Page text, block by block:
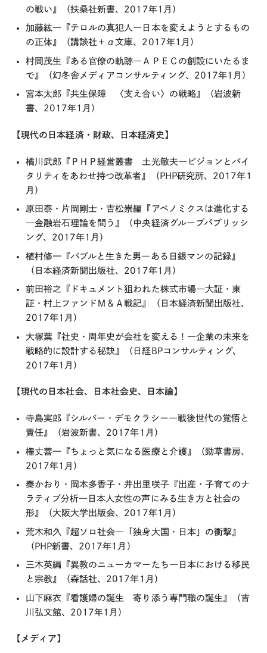
の戦い』（扶桑社新書、2017年1月）
加藤紘一『テロルの真犯人―日本を変えようとするもの
の正体』（講談社＋α文庫、2017年1月）
村岡茂生『ある官僚の軌跡―ＡＰＥＣの創設にいたるま
で』（幻冬舎メディアコンサルティング、2017年1月）
宮本太郎『共生保障 〈支え合い〉の戦略』（岩波新
書、2017年1月）
【現代の日本経済・財政、日本経済史】
橘川武郎『ＰＨＰ経営叢書 土光敏夫―ビジョンとバイ
タリティをあわせ持つ改革者』（PHP研究所、2017年1
月）
原田泰・片岡剛士・吉松崇編『アベノミクスは進化する
―金融岩石理論を問う』（中央経済グループパブリッシ
ング、2017年1月）
植村修一『バブルと生きた男―ある日銀マンの記録』
（日本経済新聞出版社、2017年1月）
前田裕之『ドキュメント狙われた株式市場―大証・東
証・村上ファンドＭ＆Ａ戦記』（日本経済新聞出版社、
2017年1月）
大塚葉『社史・周年史が会社を変える！―企業の未来を
戦略的に設計する秘訣』（日経BPコンサルティング、
2017年1月）
【現代の日本社会、日本社会史、日本論】
寺島実郎『シルバー・デモクラシー―戦後世代の覚悟と
責任』（岩波新書、2017年1月）
権丈善一『ちょっと気になる医療と介護』（勁草書房、
2017年1月）
秦かおり・岡本多香子・井出里咲子『出産・子育てのナ
ラティブ分析―日本人女性の声にみる生き方と社会の
形』（大阪大学出版会、2017年1月）
荒木和久『超ソロ社会―「独身大国・日本」の衝撃』
（PHP新書、2017年1月）
三木英編『異教のニューカマーたち―日本における移民
と宗教』（森話社、2017年1月）
山下麻衣『看護婦の誕生 寄り添う専門職の誕生』（吉
川弘文館、2017年1月）
【メディア】